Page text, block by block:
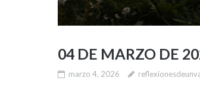
04 DE MARZO DE
marzo 4, 2026